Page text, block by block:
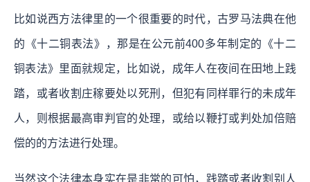
比如说西方法律里的一个很重要的时代，古罗马法典在他
的《十二铜表法》，那是在公元前400多年制定的《十二
铜表法》里面就规定，比如说，成年人在夜间在田地上践
踏，或者收割庄稼要处以死刑，但犯有同样罪行的未成年
人，则根据最高审判官的处理，或给以鞭打或判处加倍赔
偿的的方法进行处理。
当然这个法律本身实在是非常的可怕，践踏或者收割别人